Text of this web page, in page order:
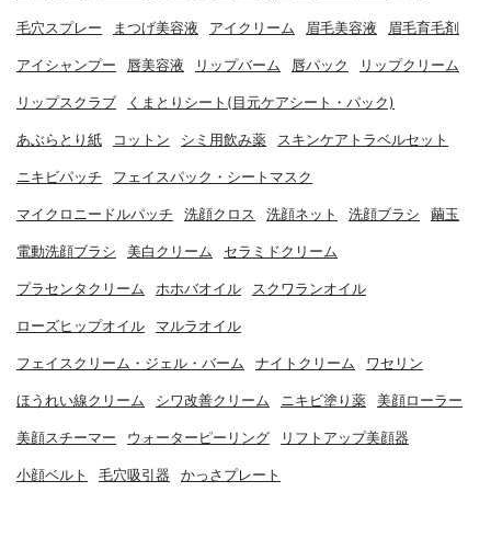
毛穴スプレー まつげ美容液 アイクリーム 眉毛美容液 眉毛育毛剤
アイシャンプー 唇美容液 リップバーム 唇パック リップクリーム
リップスクラブ くまとりシート(目元ケアシート・パック)
あぶらとり紙 コットン シミ用飲み薬 スキンケアトラベルセット
ニキビパッチ フェイスパック・シートマスク
マイクロニードルパッチ 洗顔クロス 洗顔ネット 洗顔ブラシ 繭玉
電動洗顔ブラシ 美白クリーム セラミドクリーム
プラセンタクリーム ホホバオイル スクワランオイル
ローズヒップオイル マルラオイル
フェイスクリーム・ジェル・バーム ナイトクリーム ワセリン
ほうれい線クリーム シワ改善クリーム ニキビ塗り薬 美顔ローラー
美顔スチーマー ウォーターピーリング リフトアップ美顔器
小顔ベルト 毛穴吸引器 かっさプレート